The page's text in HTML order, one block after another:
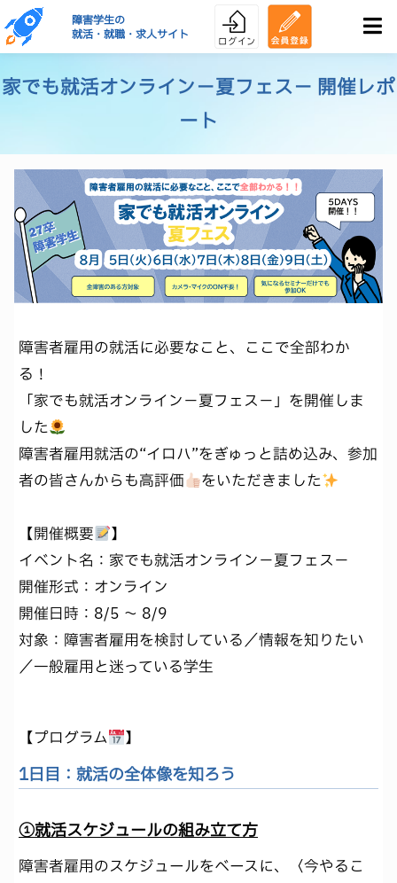
障害学生の
就活・就職・求人サイト
家でも就活オンライン－夏フェス－ 開催レポ
ート
障害者雇用の就活に必要なこと、ここで全部わか
る！
「家でも就活オンライン－夏フェス－」を開催しま
した
障害者雇用就活の“イロハ”をぎゅっと詰め込み、参加
者の皆さんからも高評価
をいただきました
【開催概要
】
イベント名：家でも就活オンライン－夏フェス－
開催形式：オンライン
開催日時：8/5 ～ 8/9
対象：障害者雇用を検討している／情報を知りたい
／一般雇用と迷っている学生
【プログラム 】
1日目：就活の全体像を知ろう
①就活スケジュールの組み立て方
障害者雇用のスケジュールをベースに、〈今やるこ